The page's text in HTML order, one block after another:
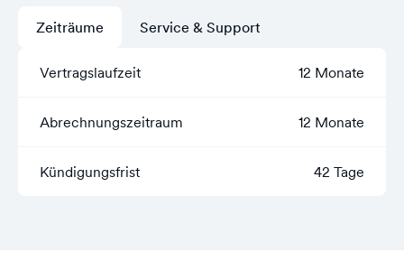
Zeiträume
Vertragslaufzeit 12 Monate
Abrechnungszeitraum 12 Monate
Kündigungsfrist 42 Tage
Service & Support